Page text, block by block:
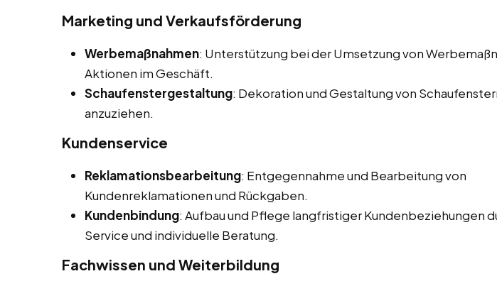
Marketing und Verkaufsförderung
Werbemaßnahmen: Unterstützung bei der Umsetzung von
Aktionen im Geschäft.
Schaufenstergestaltung: Dekoration und Gestaltung von
anzuziehen.
Kundenservice
Reklamationsbearbeitung: Entgegennahme und Bearbeitung von
Kundenreklamationen und Rückgaben.
Kundenbindung: Aufbau und Pflege langfristiger Kundenbeziehungen
Service und individuelle Beratung.
Fachwissen und Weiterbildung